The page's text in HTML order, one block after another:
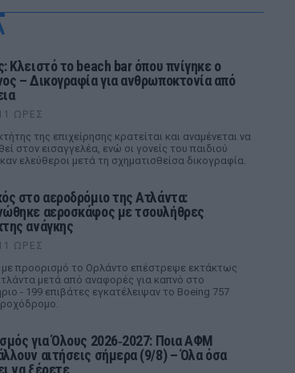
Κλειστό το beach bar όπου πνίγηκε ο
– Δικογραφία για ανθρωποκτονία από
ΏΡΕΣ
της επιχείρησης κρατείται και αναμένεται να
στον εισαγγελέα, ενώ οι γονείς του παιδιού
ελεύθεροι μετά τη σχηματισθείσα δικογραφία.
στο αεροδρόμιο της Ατλάντα:
αεροσκάφος με τσουλήθρες
ανάγκης
ΏΡΕΣ
προορισμό το Ορλάντο επέστρεψε εκτάκτως
μετά από αναφορές για καπνό στο
- 199 επιβάτες εγκατέλειψαν το Boeing 757
για Όλους 2026‑2027: Ποια ΑΦΜ
αιτήσεις σήμερα (9/8) – Όλα όσα
να ξέρετε